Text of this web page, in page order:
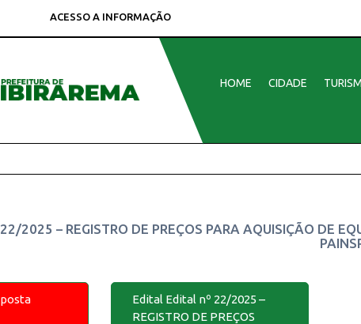
ACESSO A INFORMAÇÃO
HOME CIDADE
2025 – REGISTRO DE PREÇOS PARA AQUISIÇÃO DE
Edital Edital nº 22/2025 –
REGISTRO DE PREÇOS